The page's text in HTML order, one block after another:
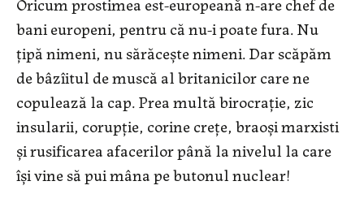
bani europeni, pentru că nu-i poate fura. Nu
țipă nimeni, nu sărăcește nimeni. Dar scăpăm
de bâzîitul de muscă al britanicilor care ne
copulează la cap. Prea multă birocrație, zic
insularii, corupție, corine crețe, braoși marxisti
și rusificarea afacerilor până la nivelul la care
își vine să pui mâna pe butonul nuclear!